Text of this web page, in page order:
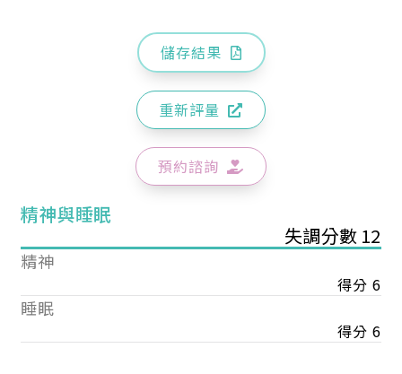
儲存結果
重新評量
預約諮詢
精神與睡眠
失調分數 12
精神
得分 6
睡眠
得分 6